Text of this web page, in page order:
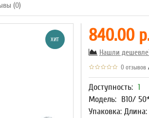
(0)
ХИТ 840.00
Нашли
0 отзывов
Доступность: 1
Модель: В10/
Упаковка: